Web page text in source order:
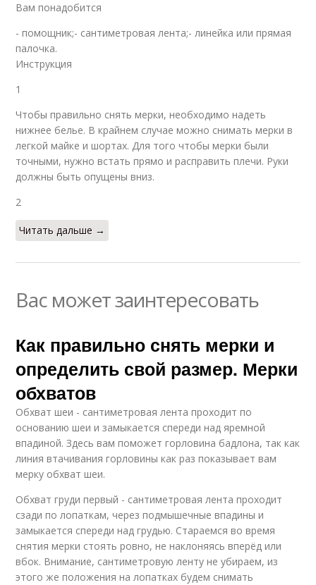
Вам понадобится
- помощник;- сантиметровая лента;- линейка или прямая
палочка.
Инструкция
1
Чтобы правильно снять мерки, необходимо надеть
нижнее белье. В крайнем случае можно снимать мерки в
легкой майке и шортах. Для того чтобы мерки были
точными, нужно встать прямо и расправить плечи. Руки
должны быть опущены вниз.
2
Читать дальше →
Вас может заинтересовать
Как правильно снять мерки и
определить свой размер. Мерки
обхватов
Обхват шеи - сантиметровая лента проходит по
основанию шеи и замыкается спереди над яремной
впадиной. Здесь вам поможет горловина бадлона, так как
линия втачивания горловины как раз показывает вам
мерку обхват шеи.
Обхват груди первый - сантиметровая лента проходит
сзади по лопаткам, через подмышечные впадины и
замыкается спереди над грудью. Стараемся во время
снятия мерки стоять ровно, не наклоняясь вперёд или
вбок. Внимание, сантиметровую ленту не убираем, из
этого же положения на лопатках будем снимать